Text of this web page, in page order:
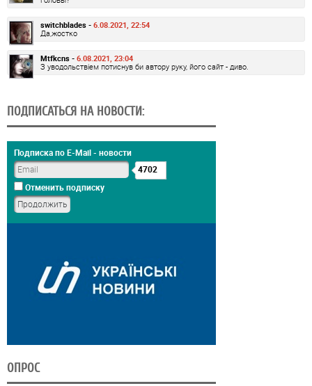
switchblades - 6.08.2021, 22:54
Да,жостко
Mtfkcns - 6.08.2021, 23:04
З уводольствіем потиснув би автору руку, його сайт - диво.
ПОДПИСАТЬСЯ НА НОВОСТИ:
Подписка по E-Mail - новости
4702
Отменить подписку
ОПРОС